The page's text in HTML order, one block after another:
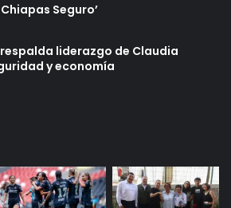
Seguro’
liderazgo de Claudia
y economía